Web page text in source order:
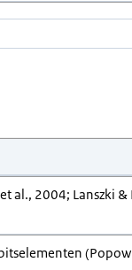
al., 2004; Lanszki